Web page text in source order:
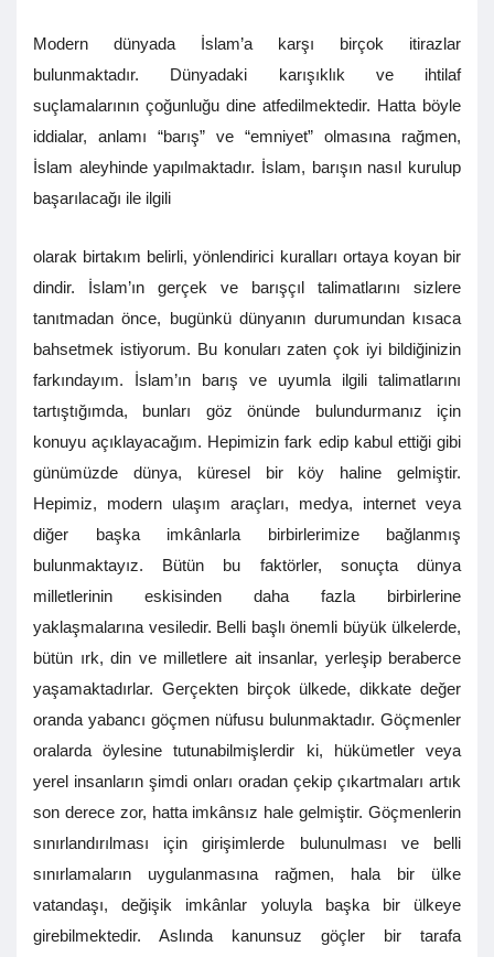
Modern dünyada İslam’a karşı birçok itirazlar
bulunmaktadır. Dünyadaki karışıklık ve ihtilaf
suçlamalarının çoğunluğu dine atfedilmektedir. Hatta böyle
iddialar, anlamı “barış” ve “emniyet” olmasına rağmen,
İslam aleyhinde yapılmaktadır. İslam, barışın nasıl kurulup
başarılacağı ile ilgili
olarak birtakım belirli, yönlendirici kuralları ortaya koyan bir
dindir. İslam’ın gerçek ve barışçıl talimatlarını sizlere
tanıtmadan önce, bugünkü dünyanın durumundan kısaca
bahsetmek istiyorum. Bu konuları zaten çok iyi bildiğinizin
farkındayım. İslam’ın barış ve uyumla ilgili talimatlarını
tartıştığımda, bunları göz önünde bulundurmanız için
konuyu açıklayacağım. Hepimizin fark edip kabul ettiği gibi
günümüzde dünya, küresel bir köy haline gelmiştir.
Hepimiz, modern ulaşım araçları, medya, internet veya
diğer başka imkânlarla birbirlerimize bağlanmış
bulunmaktayız. Bütün bu faktörler, sonuçta dünya
milletlerinin eskisinden daha fazla birbirlerine
yaklaşmalarına vesiledir. Belli başlı önemli büyük ülkelerde,
bütün ırk, din ve milletlere ait insanlar, yerleşip beraberce
yaşamaktadırlar. Gerçekten birçok ülkede, dikkate değer
oranda yabancı göçmen nüfusu bulunmaktadır. Göçmenler
oralarda öylesine tutunabilmişlerdir ki, hükümetler veya
yerel insanların şimdi onları oradan çekip çıkartmaları artık
son derece zor, hatta imkânsız hale gelmiştir. Göçmenlerin
sınırlandırılması için girişimlerde bulunulması ve belli
sınırlamaların uygulanmasına rağmen, hala bir ülke
vatandaşı, değişik imkânlar yoluyla başka bir ülkeye
girebilmektedir. Aslında kanunsuz göçler bir tarafa